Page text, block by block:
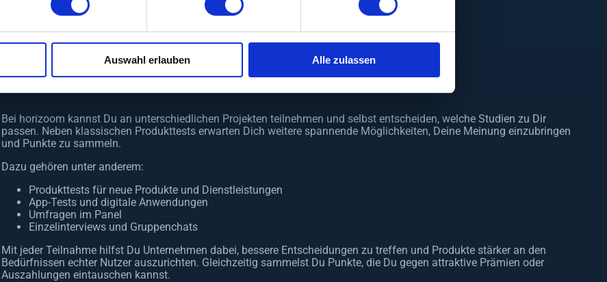
Auswahl erlauben Alle zulassen
kostenlose Testprodukte
zusätzliche Vergütung
flexible Zeiteinteilung
Teilnahme bequem von Zuhause
spannende Einblicke in neue Entwicklungen
Deine Möglichkeiten als Produkttester bei horizoom
Bei horizoom kannst Du an unterschiedlichen Projekten teilnehmen und selbst entscheiden, welche Studien zu Dir
passen. Neben klassischen Produkttests erwarten Dich weitere spannende Möglichkeiten, Deine Meinung einzubringen
und Punkte zu sammeln.
Dazu gehören unter anderem:
Produkttests für neue Produkte und Dienstleistungen
App-Tests und digitale Anwendungen
Umfragen im Panel
Einzelinterviews und Gruppenchats
Mit jeder Teilnahme hilfst Du Unternehmen dabei, bessere Entscheidungen zu treffen und Produkte stärker an den
Bedürfnissen echter Nutzer auszurichten. Gleichzeitig sammelst Du Punkte, die Du gegen attraktive Prämien oder
Auszahlungen eintauschen kannst.